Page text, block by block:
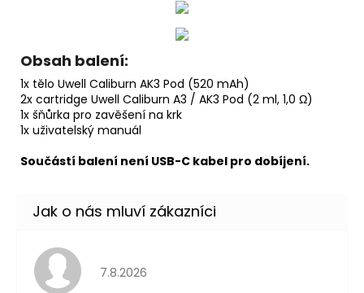
Obsah balení:
1x tělo Uwell Caliburn AK3 Pod (520 mAh)
2x cartridge Uwell Caliburn A3 / AK3 Pod (2 ml, 1,0 Ω)
1x šňůrka pro zavěšení na krk
1x uživatelský manuál
Součástí balení není USB-C kabel pro dobíjení.
Hodnocení obchodu je 5 z 5 hvězdiček.
7.8.2026